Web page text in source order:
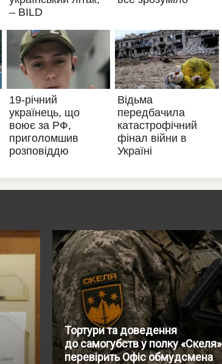
Тортури та доведення
до самогубств у полку «Скеля»
перевірить Офіс обмудсмена